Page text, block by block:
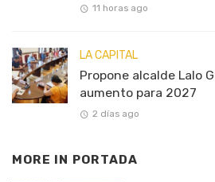
11 horas ago
LA CAPITAL
Propone alcalde Lalo
aumento para 2027
2 días ago
MORE IN PORTADA